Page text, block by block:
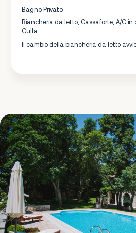
Bagno Privato
Biancheria da letto, Cassaforte, A/C in
Culla
Il cambio della biancheria da letto